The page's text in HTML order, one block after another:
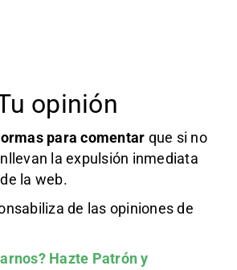
opinión
para comentar que si no
la expulsión inmediata
la web.
de las opiniones de
Hazte Patróny